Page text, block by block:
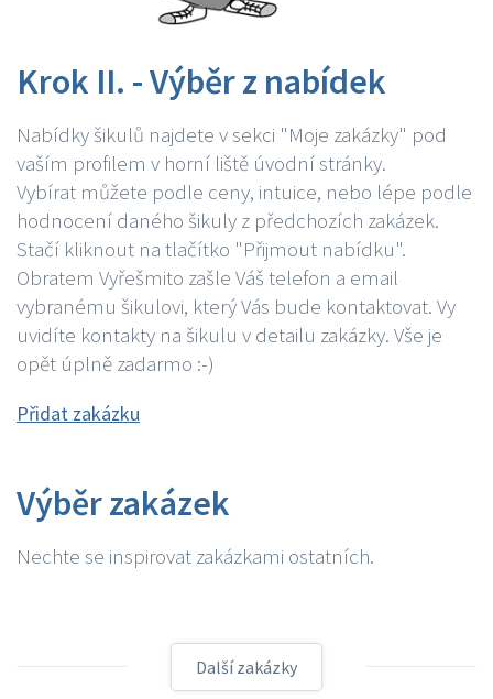
Krok II. - Výběr z nabídek
Nabídky šikulů najdete v sekci "Moje zakázky" pod
vaším profilem v horní liště úvodní stránky.
Vybírat můžete podle ceny, intuice, nebo lépe podle
hodnocení daného šikuly z předchozích zakázek.
Stačí kliknout na tlačítko "Přijmout nabídku".
Obratem Vyřešmito zašle Váš telefon a email
vybranému šikulovi, který Vás bude kontaktovat. Vy
uvidíte kontakty na šikulu v detailu zakázky. Vše je
opět úplně zadarmo :-)
Přidat zakázku
Výběr zakázek
Nechte se inspirovat zakázkami ostatních.
Další zakázky